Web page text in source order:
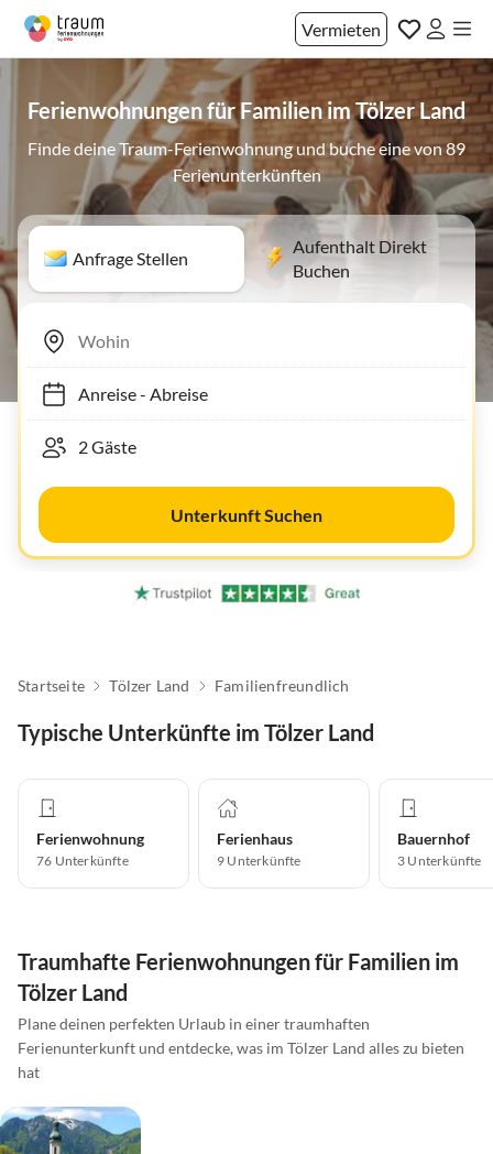
Vermieten
Ferienwohnungen für Familien im Tölzer Land
Finde deine Traum-Ferienwohnung und buche eine von 89
Ferienunterkünften
Anfrage Stellen
Aufenthalt Direkt
Buchen
Anreise- Abreise
Unterkunft Suchen
Startseite Tölzer Land Familienfreundlich
Typische Unterkünfte im Tölzer Land
Ferienwohnung
76 Unterkünfte
Ferienhaus
9 Unterkünfte
Bauernhof
3 Unterkünfte
Traumhafte Ferienwohnungen für Familien im
Tölzer Land
Plane deinen perfekten Urlaub in einer traumhaften
Ferienunterkunft und entdecke, was im Tölzer Land alles zu bieten
hat